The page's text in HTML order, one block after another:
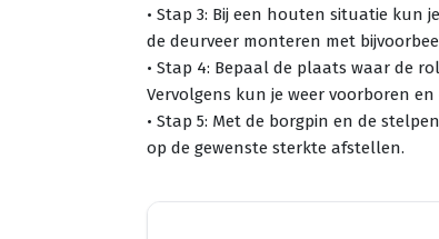
• Stap 3: Bij een houten situatie kun
de deurveer monteren met
• Stap 4: Bepaal de plaats waar de
Vervolgens kun je weer voorboren
• Stap 5: Met de borgpin en de
op de gewenste sterkte afstellen.